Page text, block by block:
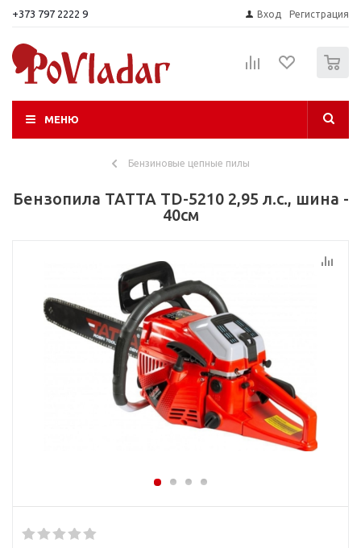
+373 797 2222 9 Вход Регистрация
МЕНЮ
Бензиновые цепные пилы
Бензопила TATTA TD-5210 2,95 л.с., шина -
40см